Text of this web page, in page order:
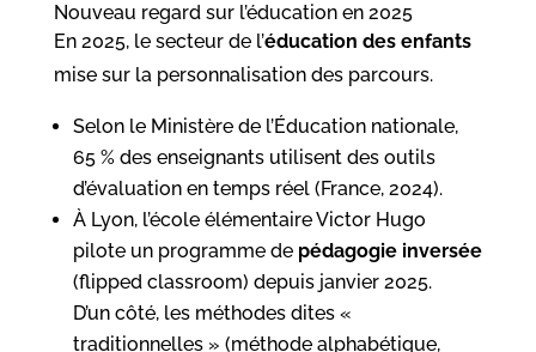
Nouveau regard sur l’éducation en 2025
En 2025, le secteur de l’éducation des enfants
mise sur la personnalisation des parcours.
Selon le Ministère de l’Éducation nationale,
65 % des enseignants utilisent des outils
d’évaluation en temps réel (France, 2024).
À Lyon, l’école élémentaire Victor Hugo
pilote un programme de pédagogie inversée
(flipped classroom) depuis janvier 2025.
D’un côté, les méthodes dites «
traditionnelles » (méthode alphabétique,